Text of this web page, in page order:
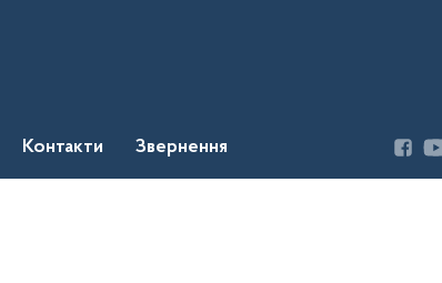
Контакти Звернення